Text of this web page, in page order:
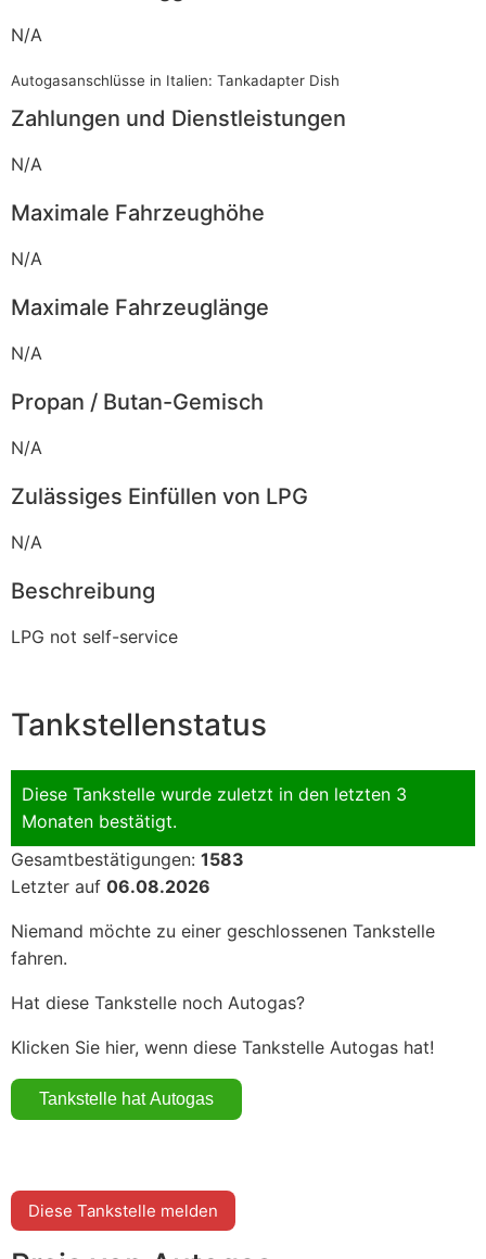
N/A
Autogasanschlüsse in Italien: Tankadapter Dish
Zahlungen und Dienstleistungen
N/A
Maximale Fahrzeughöhe
N/A
Maximale Fahrzeuglänge
N/A
Propan / Butan-Gemisch
N/A
Zulässiges Einfüllen von LPG
N/A
Beschreibung
LPG not self-service
Tankstellenstatus
Diese Tankstelle wurde zuletzt in den letzten 3
Monaten bestätigt.
Gesamtbestätigungen: 1583
Letzter auf 06.08.2026
Niemand möchte zu einer geschlossenen Tankstelle
fahren.
Hat diese Tankstelle noch Autogas?
Klicken Sie hier, wenn diese Tankstelle Autogas hat!
Diese Tankstelle melden